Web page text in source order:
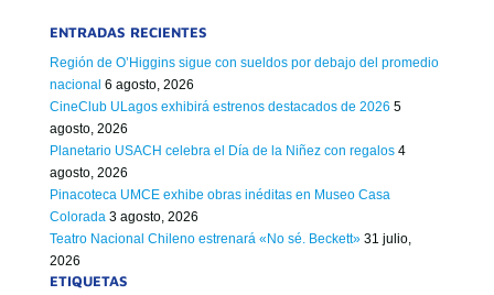
ENTRADAS RECIENTES
Región de O’Higgins sigue con sueldos por debajo del promedio
nacional 6 agosto, 2026
CineClub ULagos exhibirá estrenos destacados de 2026 5
agosto, 2026
Planetario USACH celebra el Día de la Niñez con regalos 4
agosto, 2026
Pinacoteca UMCE exhibe obras inéditas en Museo Casa
Colorada 3 agosto, 2026
Teatro Nacional Chileno estrenará «No sé. Beckett» 31 julio,
2026
ETIQUETAS